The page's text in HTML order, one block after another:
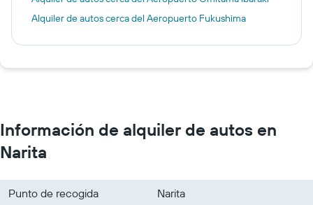
Alquiler de autos cerca del Aeropuerto Fukushima
Información de alquiler de autos en
Narita
Punto de recogida
Narita